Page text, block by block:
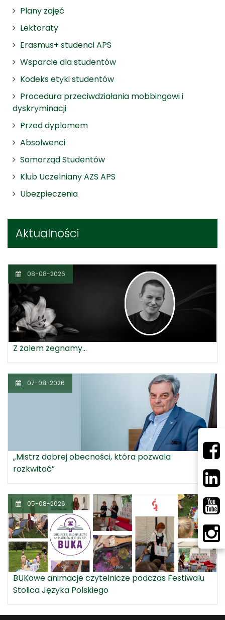
Plany zajęć
Lektoraty
Erasmus+ studenci APS
Wsparcie dla studentów
Kodeks etyki studentów
Procedura przeciwdziałania mobbingowi i
dyskryminacji
Przed dyplomem
Absolwenci
Samorząd Studentów
Klub Uczelniany AZS APS
Ubezpieczenia
Aktualności
08-08-2026
Z żalem żegnamy...
07-08-2026
„Mistrz dobrej obecności, która pozwala
rozkwitać”
05-08-2026
BUKowe animacje czytelnicze podczas Festiwalu
Stolica Języka Polskiego